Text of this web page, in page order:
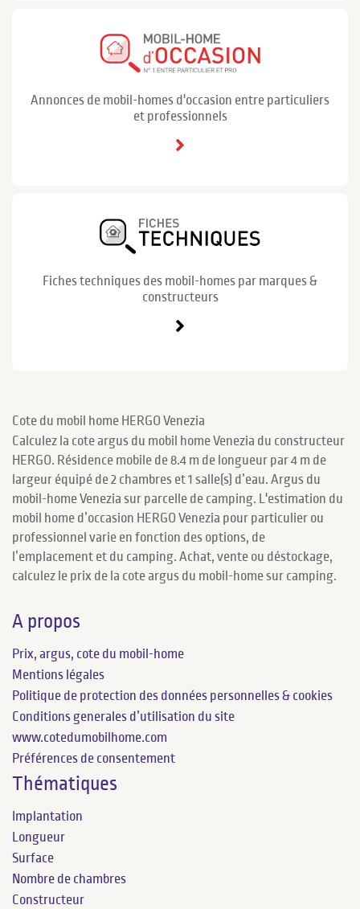
Annonces de mobil-homes d'occasion entre particuliers
et professionnels
Fiches techniques des mobil-homes par marques &
constructeurs
Cote du mobil home HERGO Venezia
Calculez la cote argus du mobil home Venezia du constructeur
HERGO. Résidence mobile de 8.4 m de longueur par 4 m de
largeur équipé de 2 chambres et 1 salle(s) d’eau. Argus du
mobil-home Venezia sur parcelle de camping. L'estimation du
mobil home d’occasion HERGO Venezia pour particulier ou
professionnel varie en fonction des options, de
l’emplacement et du camping. Achat, vente ou déstockage,
calculez le prix de la cote argus du mobil-home sur camping.
A propos
Prix, argus, cote du mobil-home
Mentions légales
Politique de protection des données personnelles & cookies
Conditions generales d’utilisation du site
www.cotedumobilhome.com
Préférences de consentement
Thématiques
Implantation
Longueur
Surface
Nombre de chambres
Constructeur